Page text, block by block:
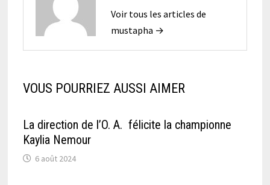
Voir tous les articles de
mustapha →
VOUS POURRIEZ AUSSI AIMER
La direction de l’O. A. félicite la championne
Kaylia Nemour
6 août 2024